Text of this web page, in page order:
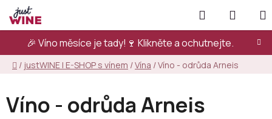
Přejít
na
obsah
🎉 Víno měsíce je tady!🍷 Klikněte a ochutnejte.
Hledat
KOŠÍK
Domů
/ justWINE | E-SHOP s vínem /Vína /Víno - odrůda Arneis
Víno - odrůda Arneis